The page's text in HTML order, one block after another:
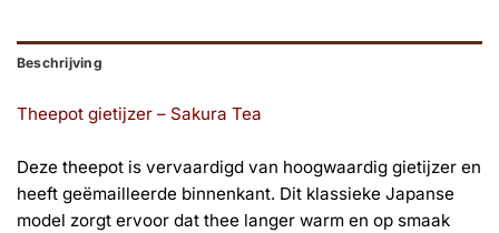
Beschrijving
Theepot gietijzer – Sakura Tea
Deze theepot is vervaardigd van hoogwaardig gietijzer en
heeft geëmailleerde binnenkant. Dit klassieke Japanse
model zorgt ervoor dat thee langer warm en op smaak